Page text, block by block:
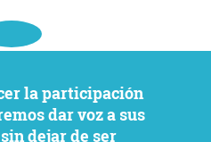
dar voz a sus
dejar de ser